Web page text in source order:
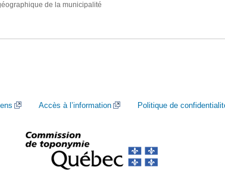
de la municipalité
Accès à l’information Politique de